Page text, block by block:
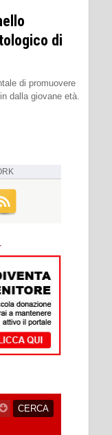
di
di promuovere
dalla giovane età.